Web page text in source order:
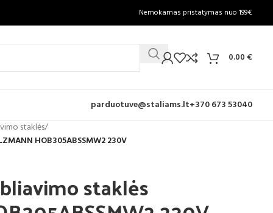
Nemokamas pristatymas nuo 199€
0.00 €
parduotuve@staliams.lt+370 673 53040
staklės/
HOB305ABSSMW2 230V
staklės